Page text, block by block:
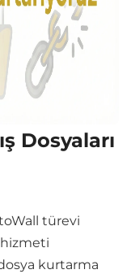
Dosyaları
türevi
hizmeti
kurtarma